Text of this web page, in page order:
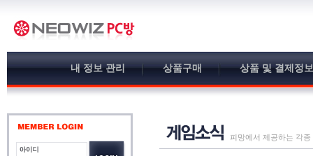
내 정보 관리 상품구매 상품 및 결제정보
피망에서 제공하는 각